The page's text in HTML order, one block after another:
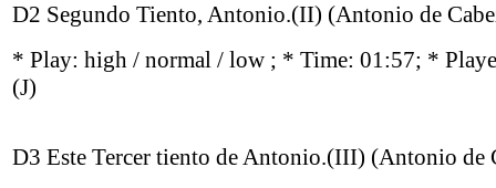
D2 Segundo Tiento, Antonio.(II) (Antonio de
* Play: high / normal / low ; * Time: 01:57; *
(J)
D3 Este Tercer tiento de Antonio.(III) (Antonio de